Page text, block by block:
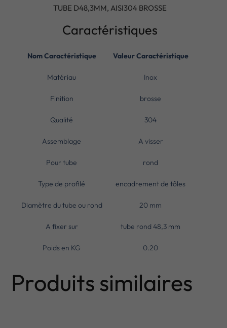
TUBE D48,3MM, AISI304 BROSSE
Caractéristiques
Nom Caractéristique Valeur Caractéristique
Matériau Inox
Finition brosse
Qualité 304
Assemblage A visser
Pour tube rond
Type de profilé encadrement de tôles
Diamètre du tube ou rond 20 mm
A fixer sur tube rond 48,3 mm
Poids en KG 0.20
Produits similaires